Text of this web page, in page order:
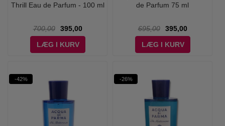
Thrill Eau de Parfum - 100 ml
700,00
395,00
LÆG I KURV
de Parfum 75 ml
695,00
395,00
LÆG I KURV
-42% -26%